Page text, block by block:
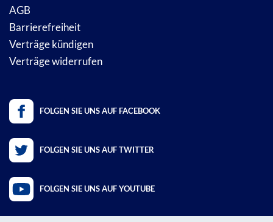
AGB
Barrierefreiheit
Verträge kündigen
Verträge widerrufen
FOLGEN SIE UNS AUF FACEBOOK
FOLGEN SIE UNS AUF TWITTER
FOLGEN SIE UNS AUF YOUTUBE